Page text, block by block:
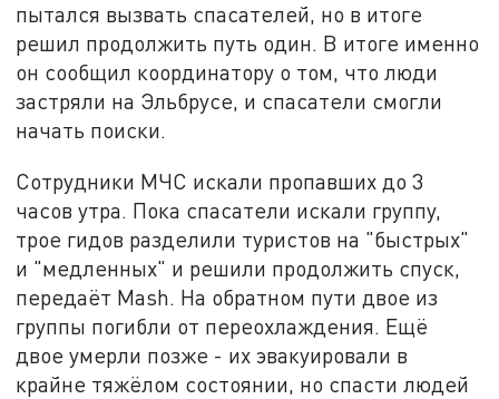
пытался вызвать спасателей, но в итоге
решил продолжить путь один. В итоге именно
он сообщил координатору о том, что люди
застряли на Эльбрусе, и спасатели смогли
начать поиски.
Сотрудники МЧС искали пропавших до 3
часов утра. Пока спасатели искали группу,
трое гидов разделили туристов на "быстрых"
и "медленных" и решили продолжить спуск,
передаёт Mash. На обратном пути двое из
группы погибли от переохлаждения. Ещё
двое умерли позже - их эвакуировали в
крайне тяжёлом состоянии, но спасти людей